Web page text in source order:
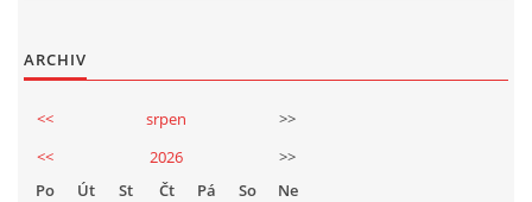
ARCHIV
<< srpen
>>
<<
2026
>>
Po
Út St Čt Pá So
Ne